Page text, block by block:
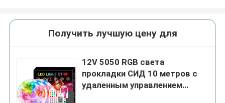
Получить лучшую цену для
12V 5050 RGB света
прокладки СИД 10 метров с
удаленным управлением